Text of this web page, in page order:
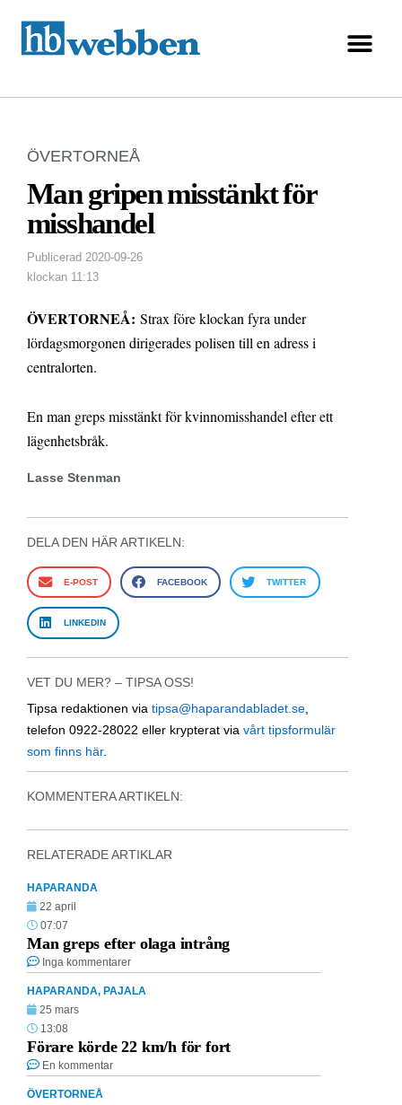
ÖVERTORNEÅ
Man gripen misstänkt för
misshandel
Publicerad 2020-09-26
klockan 11:13
ÖVERTORNEÅ: Strax före klockan fyra under
lördagsmorgonen dirigerades polisen till en adress i
centralorten.
En man greps misstänkt för kvinnomisshandel efter ett
lägenhetsbråk.
Lasse Stenman
DELA DEN HÄR ARTIKELN:
E-POST FACEBOOK TWITTER
LINKEDIN
VET DU MER? – TIPSA OSS!
Tipsa redaktionen via tipsa@haparandabladet.se
telefon 0922-28022 eller krypterat via vårt tipsformulär
som finns här.
KOMMENTERA ARTIKELN:
RELATERADE ARTIKLAR
HAPARANDA
22 april
07:07
Man greps efter olaga intrång
Inga kommentarer
HAPARANDA, PAJALA
25 mars
13:08
Förare körde 22 km/h för fort
En kommentar
ÖVERTORNEÅ